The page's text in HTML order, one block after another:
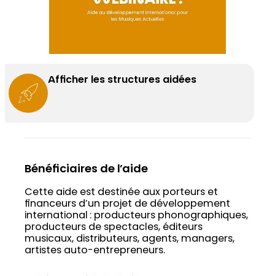
Afficher les structures aidées
Bénéficiaires de l’aide
Cette aide est destinée aux porteurs et
financeurs d’un projet de développement
international : producteurs phonographiques,
producteurs de spectacles, éditeurs
musicaux, distributeurs, agents, managers,
artistes auto-entrepreneurs.